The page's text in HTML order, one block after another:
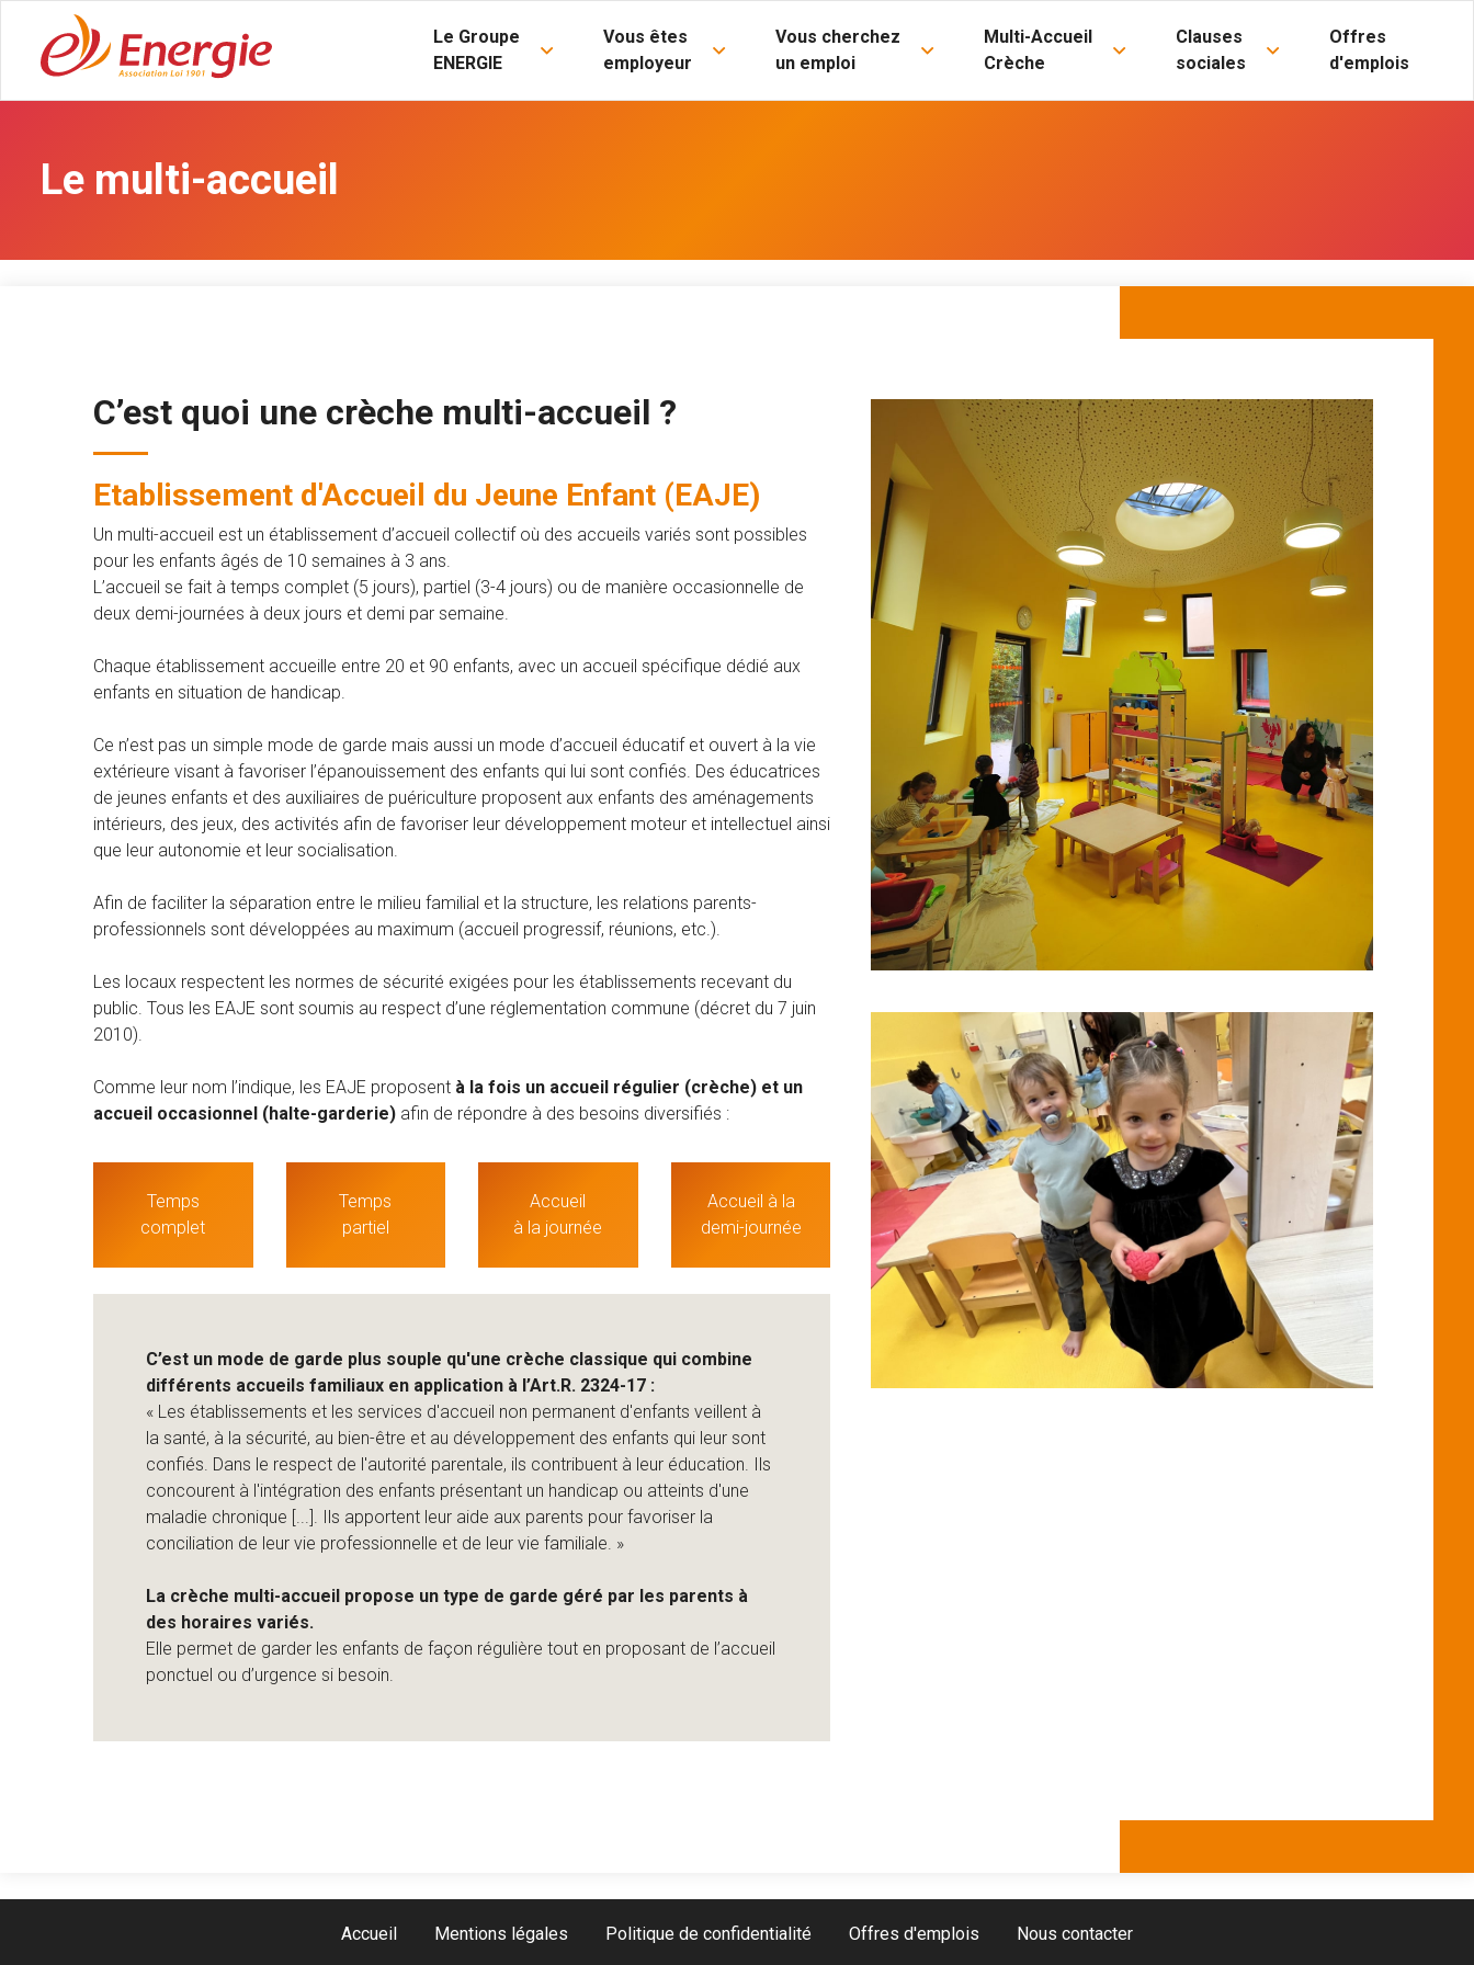
Le Groupe
ENERGIE
Vous êtes
employeur
Vous cherchez
un emploi
Multi-Accueil
Crèche
Clauses
sociales
Offres
d'emplois
Le multi-accueil
C’est quoi une crèche multi-accueil ?
Etablissement d'Accueil du Jeune Enfant (EAJE)
Un multi-accueil est un établissement d’accueil collectif où des accueils variés sont possibles
pour les enfants âgés de 10 semaines à 3 ans.
L’accueil se fait à temps complet (5 jours), partiel (3-4 jours) ou de manière occasionnelle de
deux demi-journées à deux jours et demi par semaine.
Chaque établissement accueille entre 20 et 90 enfants, avec un accueil spécifique dédié aux
enfants en situation de handicap.
Ce n’est pas un simple mode de garde mais aussi un mode d’accueil éducatif et ouvert à la vie
extérieure visant à favoriser l’épanouissement des enfants qui lui sont confiés. Des éducatrices
de jeunes enfants et des auxiliaires de puériculture proposent aux enfants des aménagements
intérieurs, des jeux, des activités afin de favoriser leur développement moteur et intellectuel ainsi
que leur autonomie et leur socialisation.
Afin de faciliter la séparation entre le milieu familial et la structure, les relations parents-
professionnels sont développées au maximum (accueil progressif, réunions, etc.).
Les locaux respectent les normes de sécurité exigées pour les établissements recevant du
public. Tous les EAJE sont soumis au respect d’une réglementation commune (décret du 7 juin
2010).
Comme leur nom l’indique, les EAJE proposent à la fois un accueil régulier (crèche) et un
accueil occasionnel (halte-garderie) afin de répondre à des besoins diversifiés :
Temps
complet
Temps
partiel
Accueil
à la journée
Accueil à la
demi-journée
C’est un mode de garde plus souple qu'une crèche classique qui combine
différents accueils familiaux en application à l’Art.R. 2324-17 :
« Les établissements et les services d'accueil non permanent d'enfants veillent à
la santé, à la sécurité, au bien-être et au développement des enfants qui leur sont
confiés. Dans le respect de l'autorité parentale, ils contribuent à leur éducation. Ils
concourent à l'intégration des enfants présentant un handicap ou atteints d'une
maladie chronique [...]. Ils apportent leur aide aux parents pour favoriser la
conciliation de leur vie professionnelle et de leur vie familiale. »
La crèche multi-accueil propose un type de garde géré par les parents à
des horaires variés.
Elle permet de garder les enfants de façon régulière tout en proposant de l’accueil
ponctuel ou d’urgence si besoin.
Accueil Mentions légales Politique de confidentialité Offres d'emplois Nous contacter